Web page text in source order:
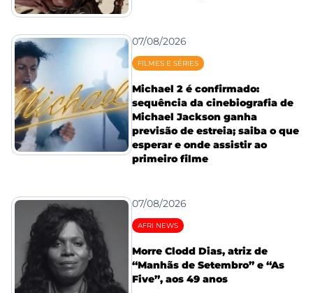
07/08/2026
FILMES E SÉRIES
Michael 2 é confirmado:
sequência da cinebiografia de
Michael Jackson ganha
previsão de estreia; saiba o que
esperar e onde assistir ao
primeiro filme
07/08/2026
AFRI NEWS
Morre Clodd Dias, atriz de
“Manhãs de Setembro” e “As
Five”, aos 49 anos